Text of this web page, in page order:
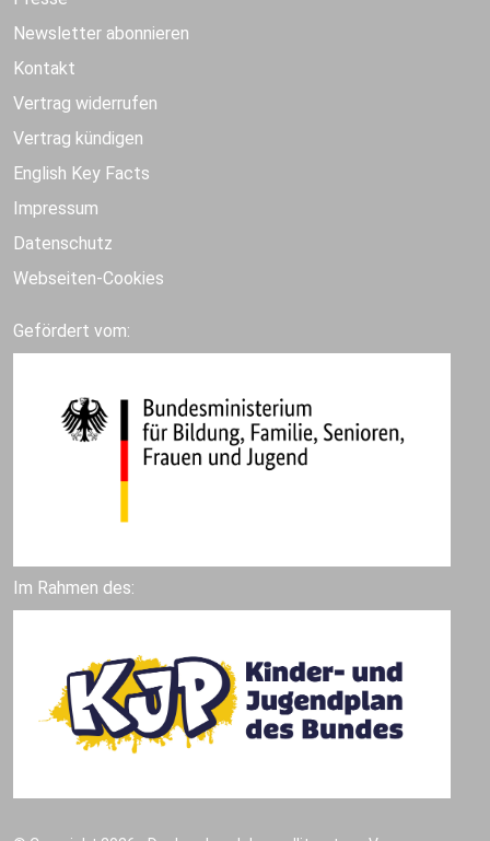
Newsletter abonnieren
Kontakt
Vertrag widerrufen
Vertrag kündigen
English Key Facts
Impressum
Datenschutz
Webseiten-Cookies
Gefördert vom:
Im Rahmen des: